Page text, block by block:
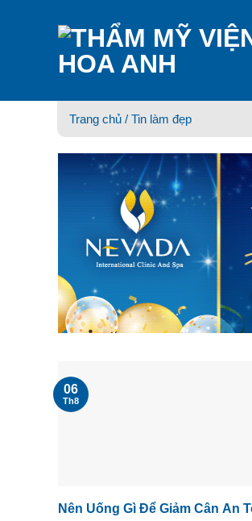
Trang chủ / Tin làm đẹp
Nên Uống Gì Để Giảm Cân An
06
Th8